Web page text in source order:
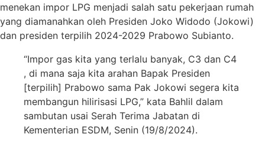
menekan impor LPG menjadi salah satu pekerjaan rumah
yang diamanahkan oleh Presiden Joko Widodo (Jokowi)
dan presiden terpilih 2024-2029 Prabowo Subianto.
“Impor gas kita yang terlalu banyak, C3 dan C4
, di mana saja kita arahan Bapak Presiden
[terpilih] Prabowo sama Pak Jokowi segera kita
membangun hilirisasi LPG,” kata Bahlil dalam
sambutan usai Serah Terima Jabatan di
Kementerian ESDM, Senin (19/8/2024).